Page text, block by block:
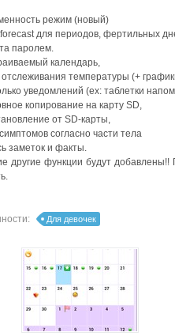
режим (новый)
для периодов, фертильных
паролем.
календарь,
температуры (+
уведомлений (ex: таблетки
копирование на карту SD,
от SD-карты,
согласно части тела
заметок и факты.
другие функции будут
Для девочек